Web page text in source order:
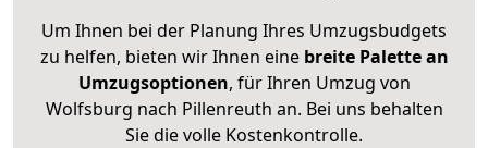
Um Ihnen bei der Planung Ihres Umzugsbudgets
zu helfen, bieten wir Ihnen eine breite Palette an
Umzugsoptionen, für Ihren Umzug von
Wolfsburg nach Pillenreuth an. Bei uns behalten
Sie die volle Kostenkontrolle.